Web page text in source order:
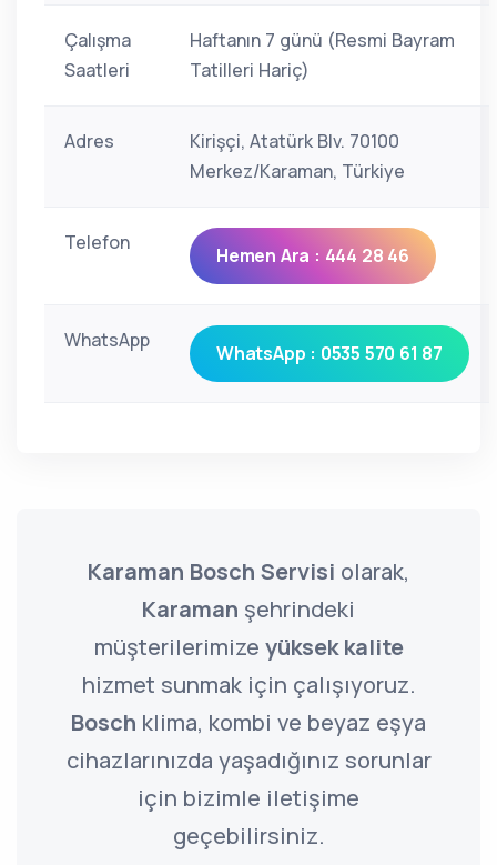
Çalışma
Saatleri
Haftanın 7 günü (Resmi Bayram
Tatilleri Hariç)
Adres
Kirişçi, Atatürk Blv. 70100
Merkez/Karaman, Türkiye
Telefon
Hemen Ara : 444 28 46
WhatsApp
WhatsApp : 0535 570 61 87
Karaman Bosch Servisi olarak,
Karaman şehrindeki
müşterilerimize yüksek kalite
hizmet sunmak için çalışıyoruz.
Bosch klima, kombi ve beyaz eşya
cihazlarınızda yaşadığınız sorunlar
için bizimle iletişime
geçebilirsiniz.